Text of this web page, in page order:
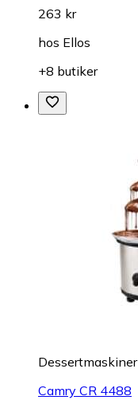
263 kr
hos Ellos
+8 butiker
Dessertmaskiner
Camry CR 4488